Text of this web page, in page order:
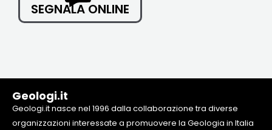
SEGNALA ONLINE
Geologi.it
Geologi.it nasce nel 1996 dalla collaborazione tra diverse
organizzazioni interessate a promuovere la Geologia in Italia